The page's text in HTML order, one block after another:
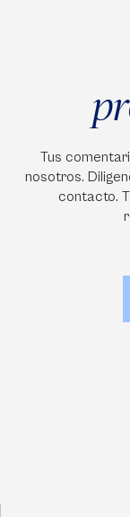
Tus
nosotros.
contacto.